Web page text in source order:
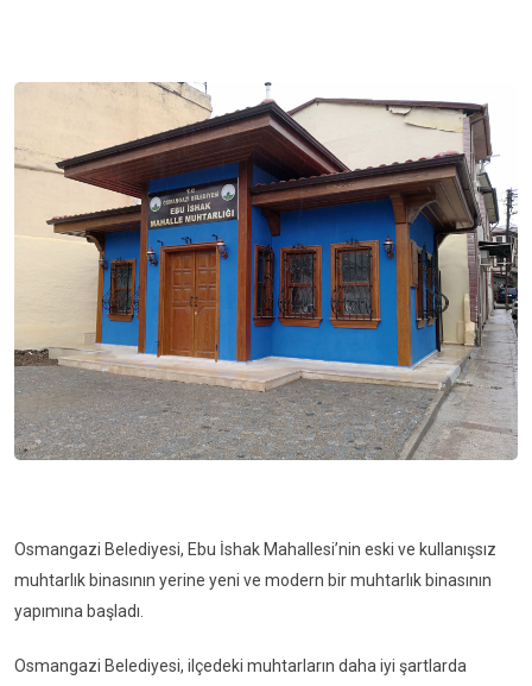
Osmangazi Belediyesi, Ebu İshak Mahallesi’nin eski ve kullanışsız
muhtarlık binasının yerine yeni ve modern bir muhtarlık binasının
yapımına başladı.
Osmangazi Belediyesi, ilçedeki muhtarların daha iyi şartlarda